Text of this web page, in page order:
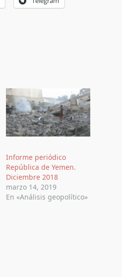
Informe periódico
República de Yemen.
Diciembre 2018
marzo 14, 2019
En «Análisis geopolítico»